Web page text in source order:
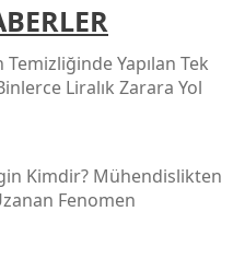
Temizliğinde Yapılan Tek
Liralık Zarara Yol
Kimdir? Mühendislikten
Fenomen